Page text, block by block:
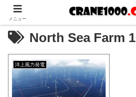
North Sea Farm 1
洋上風力発電
メニュー